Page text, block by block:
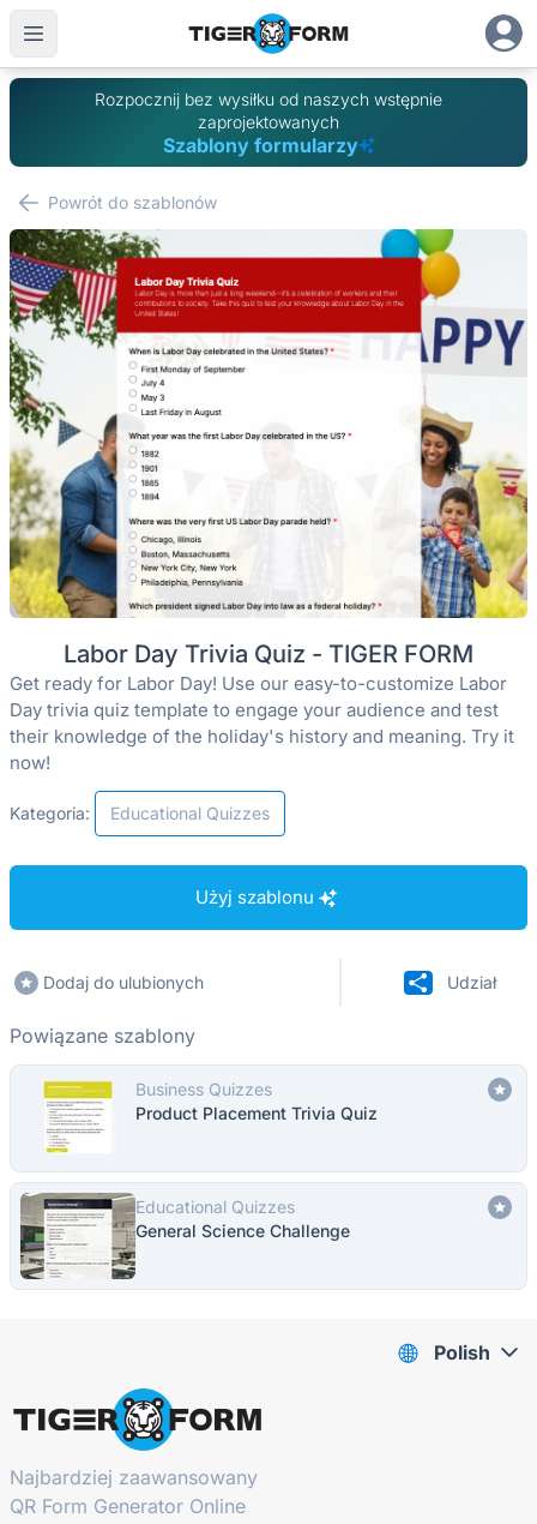
Rozpocznij bez wysiłku od naszych wstępnie
zaprojektowanych
Szablony formularzy
Powrót do szablonów
Labor Day Trivia Quiz - TIGER FORM
Get ready for Labor Day! Use our easy-to-customize Labor
Day trivia quiz template to engage your audience and test
their knowledge of the holiday's history and meaning. Try it
now!
Kategoria: Educational Quizzes
Użyj szablonu
Dodaj do ulubionych Udział
Powiązane szablony
Business Quizzes
Product Placement Trivia Quiz
Educational Quizzes
General Science Challenge
Najbardziej zaawansowany
QR Form Generator Online
Polish